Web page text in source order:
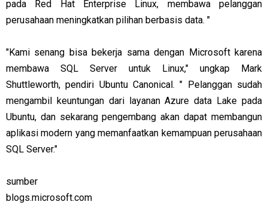
pada Red Hat Enterprise Linux, membawa pelanggan
perusahaan meningkatkan pilihan berbasis data. "
"Kami senang bisa bekerja sama dengan Microsoft karena
membawa SQL Server untuk Linux," ungkap Mark
Shuttleworth, pendiri Ubuntu Canonical. " Pelanggan sudah
mengambil keuntungan dari layanan Azure data Lake pada
Ubuntu, dan sekarang pengembang akan dapat membangun
aplikasi modern yang memanfaatkan kemampuan perusahaan
SQL Server."
sumber
blogs.microsoft.com